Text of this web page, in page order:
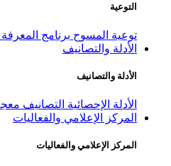
التوعية
توعية المسوح برنامج المعرفة
الأدلة والتصانيف
الأدلة والتصانيف
الأدلة الإحصائية التصانيف
المركز الإعلامي والفعاليات
المركز الإعلامي والفعاليات